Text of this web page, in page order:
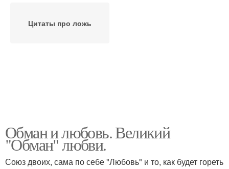
Цитаты про ложь
Обман и любовь. Великий
"Обман" любви.
Союз двоих, сама по себе "Любовь" и то, как будет гореть